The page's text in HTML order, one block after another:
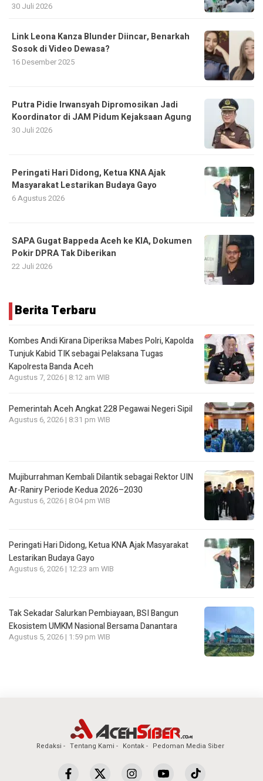
30 Juli 2026
Link Leona Kanza Blunder Diincar, Benarkah
Sosok di Video Dewasa?
16 Desember 2025
Putra Pidie Irwansyah Dipromosikan Jadi
Koordinator di JAM Pidum Kejaksaan Agung
30 Juli 2026
Peringati Hari Didong, Ketua KNA Ajak
Masyarakat Lestarikan Budaya Gayo
6 Agustus 2026
SAPA Gugat Bappeda Aceh ke KIA, Dokumen
Pokir DPRA Tak Diberikan
22 Juli 2026
Berita Terbaru
Kombes Andi Kirana Diperiksa Mabes Polri, Kapolda
Tunjuk Kabid TIK sebagai Pelaksana Tugas
Kapolresta Banda Aceh
Agustus 7, 2026 | 8:12 am WIB
Pemerintah Aceh Angkat 228 Pegawai Negeri Sipil
Agustus 6, 2026 | 8:31 pm WIB
Mujiburrahman Kembali Dilantik sebagai Rektor UIN
Ar-Raniry Periode Kedua 2026–2030
Agustus 6, 2026 | 8:04 pm WIB
Peringati Hari Didong, Ketua KNA Ajak Masyarakat
Lestarikan Budaya Gayo
Agustus 6, 2026 | 12:23 am WIB
Tak Sekadar Salurkan Pembiayaan, BSI Bangun
Ekosistem UMKM Nasional Bersama Danantara
Agustus 5, 2026 | 1:59 pm WIB
Redaksi Tentang Kami Kontak Pedoman Media Siber